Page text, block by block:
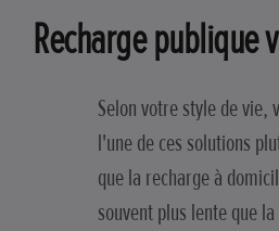
Recharge publique
Selon votre style de vie,
l'une de ces solutions
que la recharge à
souvent plus lente que